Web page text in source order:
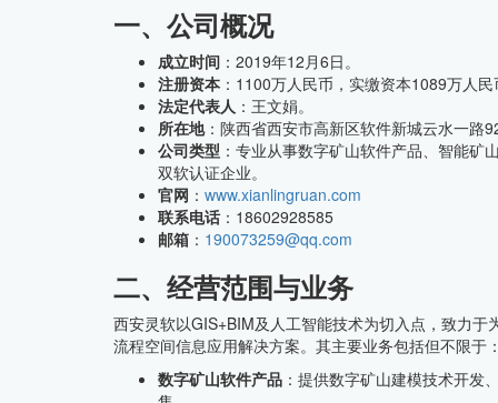
一、公司概况
成立时间 ：2019年12月6日。
注册资本 ：1100万人民币，实缴资本1089万人
法定代表人 ：王文娟。
所在地：陕西省西安市高新区软件新城云水一路
公司类型 ：专业从事数字矿山软件产品、智能
双软认证企业。
官网 ： www.xianlingruan.com
联系电话 ：18602928585
邮箱 ： 190073259@qq.com
二、经营范围与业务
西安灵软以GIS+BIM及人工智能技术为切入点，致力
流程空间信息应用解决方案。其主要业务包括但不限于
数字矿山软件产品 ：提供数字矿山建模技术开发